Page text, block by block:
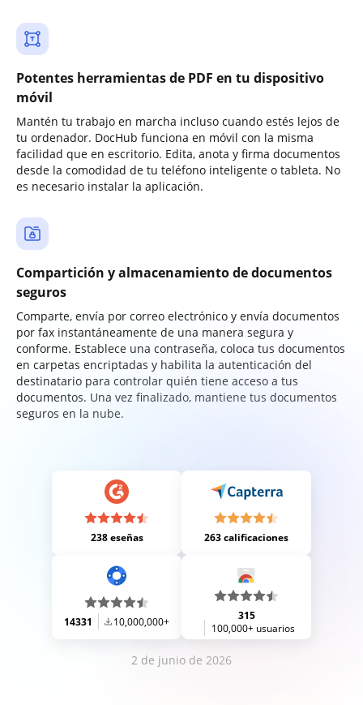
Potentes herramientas de PDF en tu dispositivo
móvil
Mantén tu trabajo en marcha incluso cuando estés lejos de
tu ordenador. DocHub funciona en móvil con la misma
facilidad que en escritorio. Edita, anota y firma documentos
desde la comodidad de tu teléfono inteligente o tableta. No
es necesario instalar la aplicación.
Compartición y almacenamiento de documentos
seguros
Comparte, envía por correo electrónico y envía documentos
por fax instantáneamente de una manera segura y
conforme. Establece una contraseña, coloca tus documentos
en carpetas encriptadas y habilita la autenticación del
destinatario para controlar quién tiene acceso a tus
documentos. Una vez finalizado, mantiene tus documentos
seguros en la nube.
238 eseñas 263 calificaciones
14331 10,000,000+
315
100,000+ usuarios
2 de junio de 2026